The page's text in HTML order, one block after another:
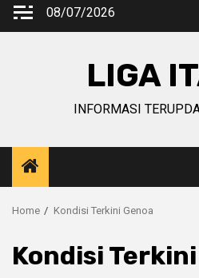
Skip
08/07/2026
LIGA
INFORMASI
Home Kondisi Terkini Genoa
Kondisi